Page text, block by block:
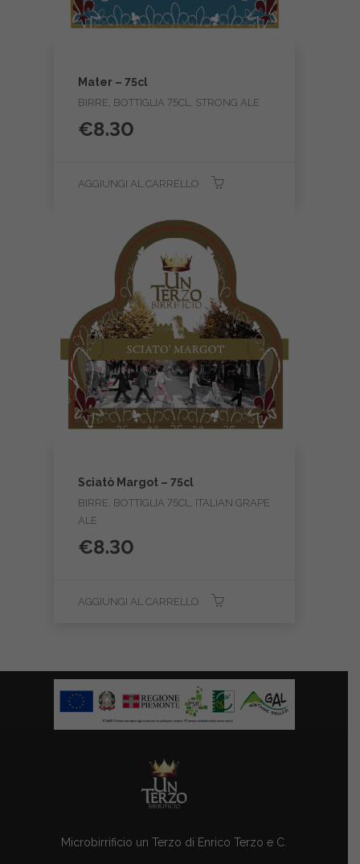
Mater – 75cl
BIRRE, BOTTIGLIA 75CL, STRONG ALE
€8.30
AGGIUNGI AL CARRELLO
Sciatò Margot – 75cl
BIRRE, BOTTIGLIA 75CL, ITALIAN GRAPE
ALE
€8.30
AGGIUNGI AL CARRELLO
Microbirrificio un Terzo di Enrico Terzo e C.